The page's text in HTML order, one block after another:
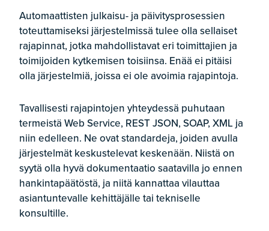
Automaattisten julkaisu- ja päivitysprosessien
toteuttamiseksi järjestelmissä tulee olla sellaiset
rajapinnat, jotka mahdollistavat eri toimittajien ja
toimijoiden kytkemisen toisiinsa. Enää ei pitäisi
olla järjestelmiä, joissa ei ole avoimia rajapintoja.
Tavallisesti rajapintojen yhteydessä puhutaan
termeistä Web Service, REST JSON, SOAP, XML ja
niin edelleen. Ne ovat standardeja, joiden avulla
järjestelmät keskustelevat keskenään. Niistä on
syytä olla hyvä dokumentaatio saatavilla jo ennen
hankintapäätöstä, ja niitä kannattaa vilauttaa
asiantuntevalle kehittäjälle tai tekniselle
konsultille.